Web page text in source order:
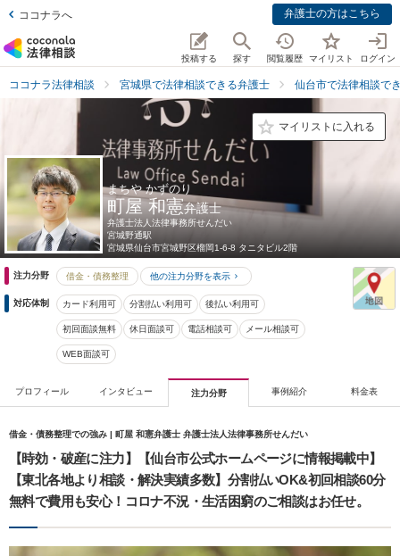
ココナラへ 弁護士の方はこちら
投稿する 探す 閲覧履歴 マイリスト ログイン
ココナラ法律相談 宮城県で法律相談できる弁護士 仙台市で法律相談で
マイリストに入れる
まちや かずのり
町屋 和憲弁護士
弁護士法人法律事務所せんだい
宮城野通駅
宮城県仙台市宮城野区榴岡1-6-8 タニタビル2階
注力分野 借金・債務整理 他の注力分野を表示
対応体制 カード利用可 分割払い利用可 後払い利用可
初回面談無料 休日面談可 電話相談可 メール相談可
WEB面談可
プロフィール インタビュー 注力分野 事例紹介 料金表
借金・債務整理での強み | 町屋 和憲弁護士 弁護士法人法律事務所せんだい
【時効・破産に注力】【仙台市公式ホームページに情報掲載中】
【東北各地より相談・解決実績多数】分割払いOK&初回相談60分
無料で費用も安心！コロナ不況・生活困窮のご相談はお任せ。